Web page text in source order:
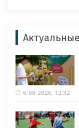
6-08-2026, 12:32